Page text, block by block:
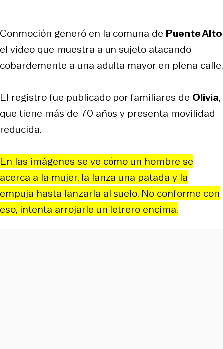
Conmoción generó en la comuna de Puente Alto
el video que muestra a un sujeto atacando
cobardemente a una adulta mayor en plena calle.
El registro fue publicado por familiares de Olivia,
que tiene más de 70 años y presenta movilidad
reducida.
En las imágenes se ve cómo un hombre se
acerca a la mujer, la lanza una patada y la
empuja hasta lanzarla al suelo. No conforme con
eso, intenta arrojarle un letrero encima.